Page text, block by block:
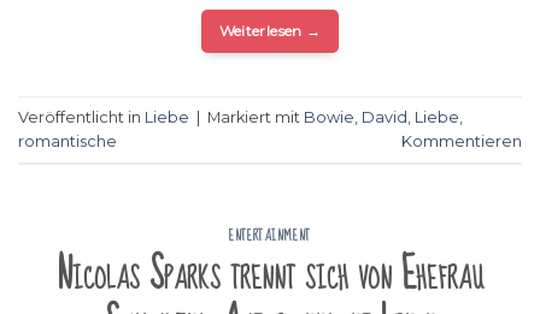
Weiterlesen →
Veröffentlicht in Liebe Markiert mit Bowie David Liebe
romantische
Kommentieren
ENTERTAINMENT
Nicolas Sparks trennt sich von Ehefrau